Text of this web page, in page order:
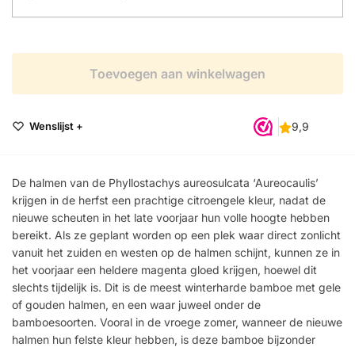
Toevoegen aan winkelwagen
Wenslijst +
De halmen van de Phyllostachys aureosulcata ‘Aureocaulis’
krijgen in de herfst een prachtige citroengele kleur, nadat de
nieuwe scheuten in het late voorjaar hun volle hoogte hebben
bereikt. Als ze geplant worden op een plek waar direct zonlicht
vanuit het zuiden en westen op de halmen schijnt, kunnen ze in
het voorjaar een heldere magenta gloed krijgen, hoewel dit
slechts tijdelijk is. Dit is de meest winterharde bamboe met gele
of gouden halmen, en een waar juweel onder de
bamboesoorten. Vooral in de vroege zomer, wanneer de nieuwe
halmen hun felste kleur hebben, is deze bamboe bijzonder